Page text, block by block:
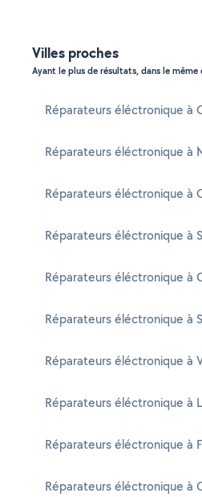
Villes proches
Ayant le plus de résultats, dans le
Réparateurs éléctronique à
Réparateurs éléctronique à
Réparateurs éléctronique à
Réparateurs éléctronique à
Réparateurs éléctronique à
Réparateurs éléctronique à
Réparateurs éléctronique à
Réparateurs éléctronique à
Réparateurs éléctronique à
Réparateurs éléctronique à